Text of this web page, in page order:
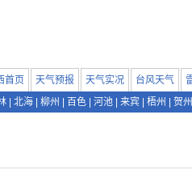
首页 天气预报 天气实况 台风天气
北海 柳州 百色 河池 来宾 梧州 贺州